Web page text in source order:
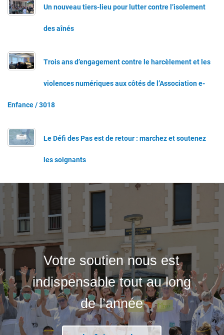
Un nouveau tiers-lieu pour lutter contre l’isolement
des aînés
Trois ans d’engagement contre le harcèlement et les
violences numériques aux côtés de l’Association e-
Enfance / 3018
Le Défi des Pas est de retour : marchez et soutenez
les soignants
Votre soutien nous est
indispensable tout au long
de l’année